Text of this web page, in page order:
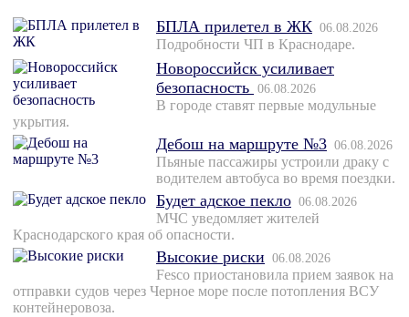
БПЛА прилетел в ЖК 06.08.2026
Подробности ЧП в Краснодаре.
Новороссийск усиливает
безопасность 06.08.2026
В городе ставят первые модульные
укрытия.
Дебош на маршруте №3 06.08.2026
Пьяные пассажиры устроили драку с
водителем автобуса во время поездки.
Будет адское пекло 06.08.2026
МЧС уведомляет жителей
Краснодарского края об опасности.
Высокие риски 06.08.2026
Fesco приостановила прием заявок на
отправки судов через Черное море после потопления ВСУ
контейнеровоза.